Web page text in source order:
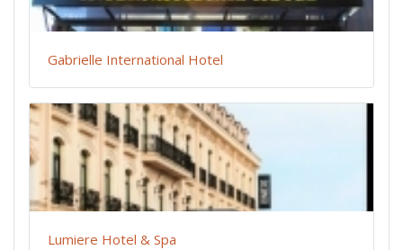
Gabrielle International Hotel
Lumiere Hotel & Spa